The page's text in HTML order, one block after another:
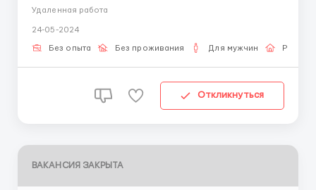
енергійного та цілеспрямованого професіонала,
клієнтів. Основні обов'язки: Забезпечення
високоякісного обслуговування клієнтів через наші
Удаленная работа
24-05-2024
Без опыта Без проживания Для мужчин Работа
Откликнуться
ВАКАНСИЯ ЗАКРЫТА